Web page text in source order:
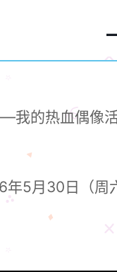
我的热血偶像
年5月30日（周